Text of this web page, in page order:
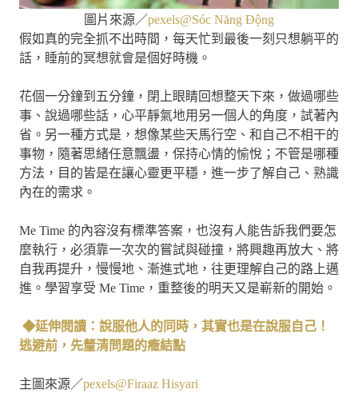
圖片來源／pexels@Sóc Năng Động
假如真的完全抓不出時間，每天忙到最後一刻只想躺平的
話，睡前的冥想就會是個好時機。
花個一分鐘到五分鐘，閉上眼睛回想整天下來，做過哪些
事、說過哪些話，心平靜氣地用另一個人的角度，試著內
省。另一種方式是，想像某些天馬行空、和自己不相干的
事物，隨著思緒任意飄盪，保持心情的愉悅；不管是哪種
方法，目的皆是在讓心靈更平穩，進一步了解自己、熟識
內在的需求。
Me Time 的內容沒有標準答案，也沒有人能告訴我們要怎
麼執行，必須靠一次次的嘗試與碰撞，將興趣再放大、將
自我再提升，慢慢地、漸進式地，往更理解自己的路上邁
進。學習享受 Me Time，重整後的明天又是嶄新的開始。
◆延伸閱讀：說服他人的同時，其實也是在說服自己！
逃避前，先釐清問題的癥結點
主圖來源／pexels@Firaaz Hisyari